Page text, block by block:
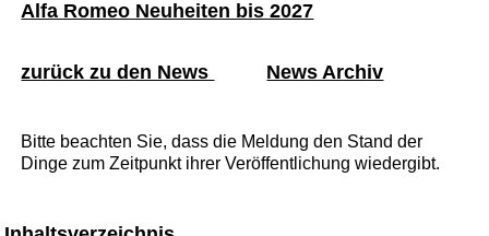
Alfa Romeo Neuheiten bis 2027
zurück zu den News News Archiv
Bitte beachten Sie, dass die Meldung den Stand der
Dinge zum Zeitpunkt ihrer Veröffentlichung wiedergibt.